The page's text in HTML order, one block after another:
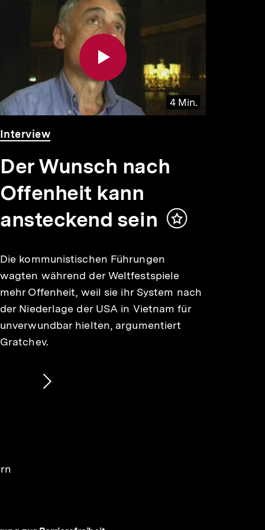
4 Min.
Video
Dauer
4
Min.
Interview
Der Wunsch nach
Offenheit kann
ansteckend sein
Inhalt
Die kommunistischen Führungen
wagten während der Weltfestspiele
mehr Offenheit, weil sie ihr System nach
der Niederlage der USA in Vietnam für
unverwundbar hielten, argumentiert
Gratchev.
Nächsten